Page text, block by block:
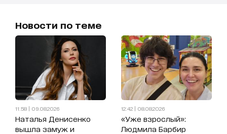
Новости по теме
11:58 | 09.08.2026
Наталья Денисенко
вышла замуж и
12:42 | 08.08.2026
«Уже взрослый»:
Людмила Барбир